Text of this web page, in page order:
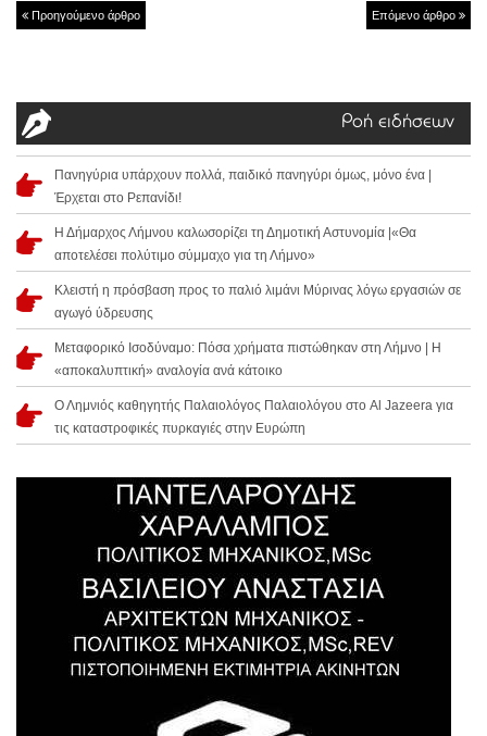
Προηγούμενο άρθρο Επόμενο άρθρο
Ροή ειδήσεων
Πανηγύρια υπάρχουν πολλά, παιδικό πανηγύρι όμως, μόνο ένα |
Έρχεται στο Ρεπανίδι!
Η Δήμαρχος Λήμνου καλωσορίζει τη Δημοτική Αστυνομία |«Θα
αποτελέσει πολύτιμο σύμμαχο για τη Λήμνο»
Κλειστή η πρόσβαση προς το παλιό λιμάνι Μύρινας λόγω εργασιών σε
αγωγό ύδρευσης
Μεταφορικό Ισοδύναμο: Πόσα χρήματα πιστώθηκαν στη Λήμνο | Η
«αποκαλυπτική» αναλογία ανά κάτοικο
Ο Λημνιός καθηγητής Παλαιολόγος Παλαιολόγου στο Al Jazeera για
τις καταστροφικές πυρκαγιές στην Ευρώπη